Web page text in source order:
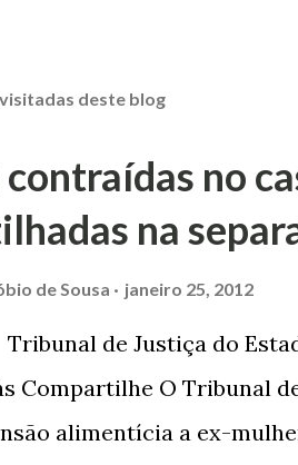
deste blog
no
na
de Sousa janeiro 25, 2012
de Justiça do
Compartilhe O Tribunal
alimentícia a ex-